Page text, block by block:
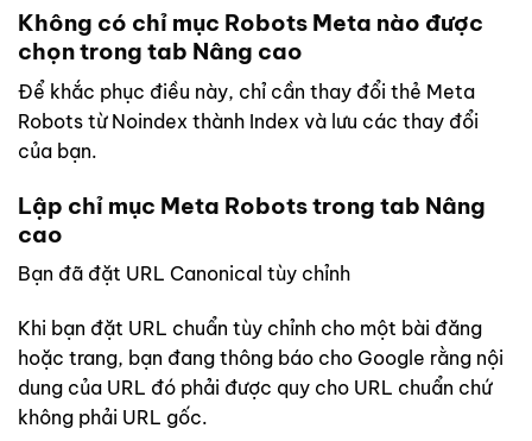
Không có chỉ mục Robots Meta nào được
chọn trong tab Nâng cao
Để khắc phục điều này, chỉ cần thay đổi thẻ Meta
Robots từ Noindex thành Index và lưu các thay đổi
của bạn.
Lập chỉ mục Meta Robots trong tab Nâng
cao
Bạn đã đặt URL Canonical tùy chỉnh
Khi bạn đặt URL chuẩn tùy chỉnh cho một bài đăng
hoặc trang, bạn đang thông báo cho Google rằng nội
dung của URL đó phải được quy cho URL chuẩn chứ
không phải URL gốc.